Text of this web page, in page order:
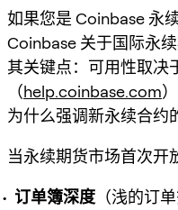
如果您是 Coinbase 永
Coinbase 关于国际永
其关键点：可用性取决
（help.coinbase.com）
为什么强调新永续合约
当永续期货市场首次开
订单簿深度 （浅的订